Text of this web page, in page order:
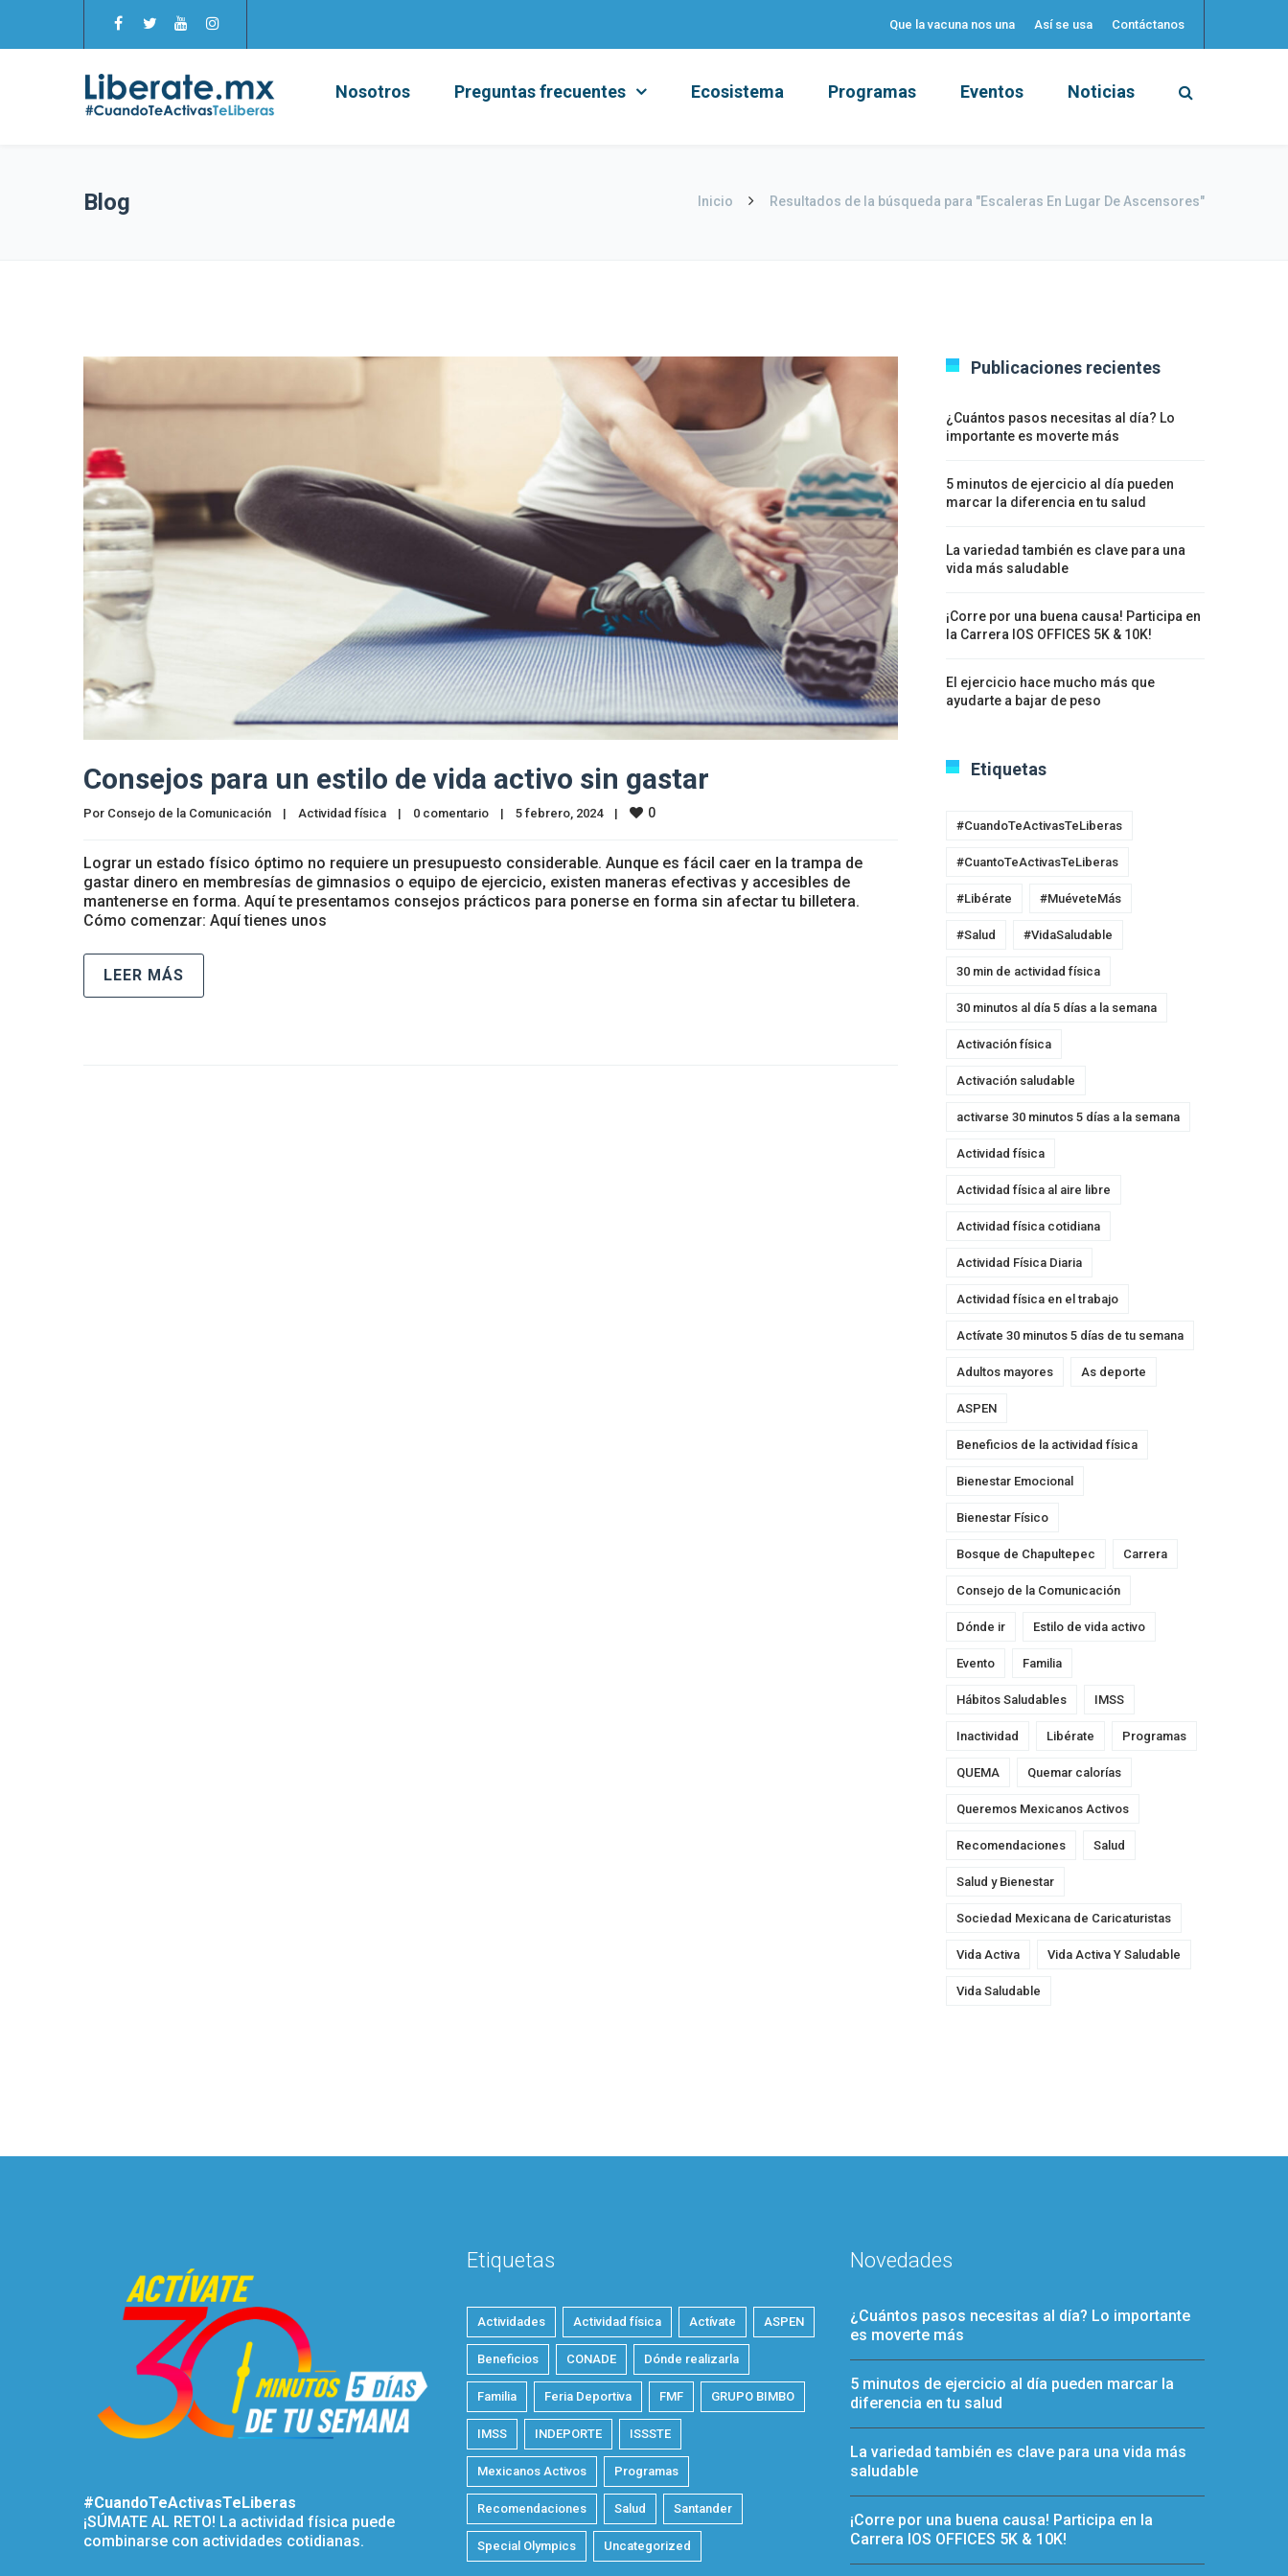
Que la vacuna nos una Así se usa Contáctanos
Nosotros Preguntas frecuentes Ecosistema Programas Eventos Noticias
Blog Inicio Resultados de la búsqueda para "Escaleras En Lugar De Ascensores"
Consejos para un estilo de vida activo sin gastar
Por Consejo de la Comunicación | Actividad física | 0 comentario | 5 febrero, 2024 | 0
Lograr un estado físico óptimo no requiere un presupuesto considerable. Aunque es fácil caer en la trampa de
gastar dinero en membresías de gimnasios o equipo de ejercicio, existen maneras efectivas y accesibles de
mantenerse en forma. Aquí te presentamos consejos prácticos para ponerse en forma sin afectar tu billetera.
Cómo comenzar: Aquí tienes unos
LEER MÁS
Publicaciones recientes
¿Cuántos pasos necesitas al día? Lo
importante es moverte más
5 minutos de ejercicio al día pueden
marcar la diferencia en tu salud
La variedad también es clave para una
vida más saludable
¡Corre por una buena causa! Participa en
la Carrera IOS OFFICES 5K & 10K!
El ejercicio hace mucho más que
ayudarte a bajar de peso
Etiquetas
#CuandoTeActivasTeLiberas
#CuantoTeActivasTeLiberas
#Libérate #MuéveteMás
#Salud #VidaSaludable
30 min de actividad física
30 minutos al día 5 días a la semana
Activación física
Activación saludable
activarse 30 minutos 5 días a la semana
Actividad física
Actividad física al aire libre
Actividad física cotidiana
Actividad Física Diaria
Actividad física en el trabajo
Actívate 30 minutos 5 días de tu semana
Adultos mayores As deporte
ASPEN
Beneficios de la actividad física
Bienestar Emocional
Bienestar Físico
Bosque de Chapultepec Carrera
Consejo de la Comunicación
Dónde ir Estilo de vida activo
Evento Familia
Hábitos Saludables IMSS
Inactividad Libérate Programas
QUEMA Quemar calorías
Queremos Mexicanos Activos
Recomendaciones Salud
Salud y Bienestar
Sociedad Mexicana de Caricaturistas
Vida Activa Vida Activa Y Saludable
Vida Saludable
#CuandoTeActivasTeLiberas
¡SÚMATE AL RETO! La actividad física puede
combinarse con actividades cotidianas.
Etiquetas
Actividades Actividad física Actívate ASPEN
Beneficios CONADE Dónde realizarla
Familia Feria Deportiva FMF GRUPO BIMBO
IMSS INDEPORTE ISSSTE
Mexicanos Activos Programas
Recomendaciones Salud Santander
Special Olympics Uncategorized
Novedades
¿Cuántos pasos necesitas al día? Lo importante
es moverte más
5 minutos de ejercicio al día pueden marcar la
diferencia en tu salud
La variedad también es clave para una vida más
saludable
¡Corre por una buena causa! Participa en la
Carrera IOS OFFICES 5K & 10K!